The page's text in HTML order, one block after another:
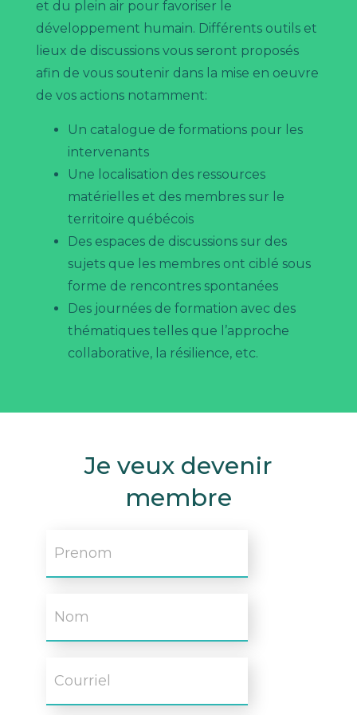
CARTE
INTERACTIVE
COLLOQUE
2026
DEVENIR
MEMBRE
et du plein air pour favoriser le
développement humain. Différents outils et
lieux de discussions vous seront proposés
afin de vous soutenir dans la mise en oeuvre
de vos actions notamment:
Un catalogue de formations pour les
intervenants
Une localisation des ressources
matérielles et des membres sur le
territoire québécois
Des espaces de discussions sur des
sujets que les membres ont ciblé sous
forme de rencontres spontanées
Des journées de formation avec des
thématiques telles que l’approche
collaborative, la résilience, etc.
Je veux devenir
membre